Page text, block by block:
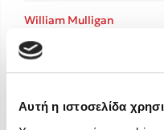
Αυτή η ιστοσελίδα
Cori Doerrfeld
Pierdomenico Baccalario
Δανάη Ιμπραχήμ
William Mulligan